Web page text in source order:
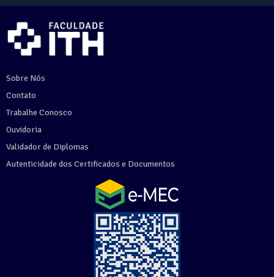
Sobre Nós
Contato
Trabalhe Conosco
Ouvidoria
Validador de Diplomas
Autenticidade dos Certificados e Documentos